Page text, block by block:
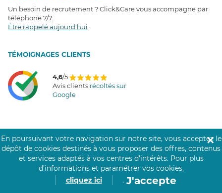
Un besoin de recrutement ? Click&Care vous accompagne par
téléphone 7/7
Être rappelé aujourd'hui
TÉMOIGNAGES CLIENTS
4,6/5
Avis clients récoltés sur
Google
COMMUNAUTÉ CLICK&CARE
En poursuivant votre navigation sur notre site, vous acceptez le
dépôt de cookies destinés à vous proposer des offres, contenus
et services adaptés à vos centres d’intérêts. Pour plus
d’informations et paramétrer vos cookies,
cliquez ici
. J'accepte
✕